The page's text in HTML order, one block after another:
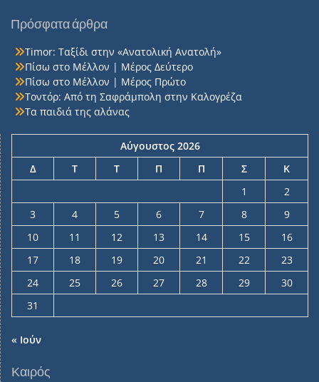
Πρόσφατα άρθρα
Timor: Ταξίδι στην «Ανατολική Ανατολή»
Πίσω στο Μέλλον | Μέρος Δεύτερο
Πίσω στο Μέλλον | Μέρος Πρώτο
Τοντόρ: Από τη Σαφράμπολη στην Καλογρέζα
Τα παιδιά της αλάνας
Αύγουστος 2026
Δ
Τ Τ Π Π Σ
Κ
1
2
3
4 5 6 7 8
9
10
11 12 13 14 15
16
17
18 19 20 21 22
23
24
25 26 27 28 29
30
31
« Ιούν
Καιρός